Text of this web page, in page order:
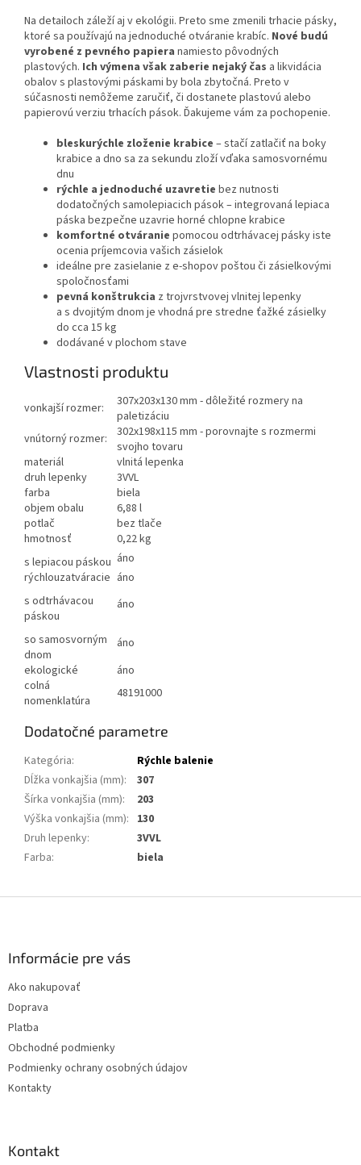
Na detailoch záleží aj v ekológii. Preto sme zmenili trhacie pásky,
ktoré sa používajú na jednoduché otváranie krabíc. Nové budú
vyrobené z pevného papiera namiesto pôvodných
plastových. Ich výmena však zaberie nejaký čas a likvidácia
obalov s plastovými páskami by bola zbytočná. Preto v
súčasnosti nemôžeme zaručiť, či dostanete plastovú alebo
papierovú verziu trhacích pások. Ďakujeme vám za pochopenie.
bleskurýchle zloženie krabice – stačí zatlačiť na boky
krabice a dno sa za sekundu zloží vďaka samosvornému
dnu
rýchle a jednoduché uzavretie bez nutnosti
dodatočných samolepiacich pások – integrovaná lepiaca
páska bezpečne uzavrie horné chlopne krabice
komfortné otváranie pomocou odtrhávacej pásky iste
ocenia príjemcovia vašich zásielok
ideálne pre zasielanie z e-shopov poštou či zásielkovými
spoločnosťami
pevná konštrukcia z trojvrstvovej vlnitej lepenky
a s dvojitým dnom je vhodná pre stredne ťažké zásielky
do cca 15 kg
dodávané v plochom stave
Vlastnosti produktu
vonkajší rozmer:
307x203x130 mm - dôležité rozmery na
paletizáciu
vnútorný rozmer:
302x198x115 mm - porovnajte s rozmermi
svojho tovaru
materiál
vlnitá lepenka
druh lepenky
3VVL
farba
biela
objem obalu
6,88 l
potlač
bez tlače
hmotnosť
0,22 kg
s lepiacou páskou áno
rýchlouzatváracie áno
s odtrhávacou
páskou
áno
so samosvorným
dnom
áno
ekologické
áno
colná
nomenklatúra
48191000
Dodatočné parametre
Kategória:
Rýchle balenie
Dĺžka vonkajšia (mm):
307
Šírka vonkajšia (mm):
203
Výška vonkajšia (mm): 130
Druh lepenky:
3VVL
Farba: biela
Informácie pre vás
Ako nakupovať
Doprava
Platba
Obchodné podmienky
Podmienky ochrany osobných údajov
Kontakty
Kontakt